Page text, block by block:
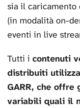
sia il
(in modalità on-
eventi in live
Tutti i contenuti
distribuiti
GARR, che
variabili quali il